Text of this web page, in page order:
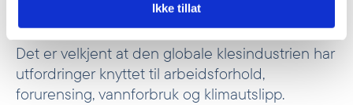
Ikke tillat
gode arbeidsforhold
Det er velkjent at den globale klesindustrien har
utfordringer knyttet til arbeidsforhold,
forurensing, vannforbruk og klimautslipp.